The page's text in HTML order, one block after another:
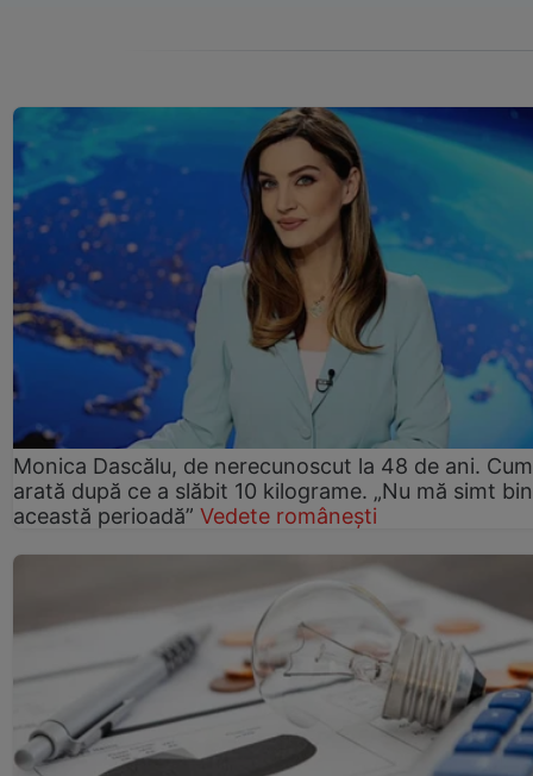
Monica Dascălu, de nerecunoscut la 48 de ani. Cum
arată după ce a slăbit 10 kilograme. „Nu mă simt
această perioadă” Vedete românești